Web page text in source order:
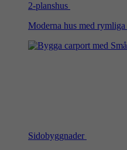
2-planshus
Moderna hus med
Sidobyggnader